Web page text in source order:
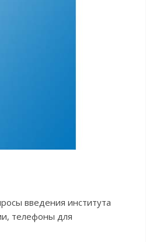
введения института
телефоны для